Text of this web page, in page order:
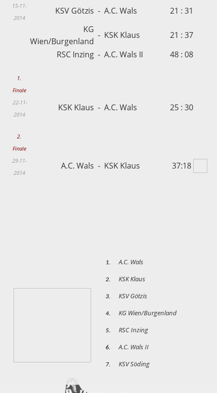
15-11-
2014
KSV Götzis - A.C. Wals
21 : 31
KG
Wien/Burgenland
- KSK Klaus
21 : 37
RSC Inzing - A.C. Wals II 48 : 08
1.
Finale
22-11-
2014
KSK Klaus - A.C. Wals 25 : 30
2.
Finale
29-11-
2014
A.C. Wals - KSK Klaus 37:18
1. A.C. Wals
2. KSK Klaus
3. KSV Götzis
4. KG Wien/Burgenland
5. RSC Inzing
6. A.C. Wals II
7. KSV Söding